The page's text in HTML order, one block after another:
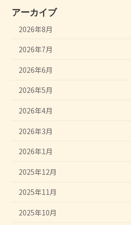
アーカイブ
2026年8月
2026年7月
2026年6月
2026年5月
2026年4月
2026年3月
2026年1月
2025年12月
2025年11月
2025年10月